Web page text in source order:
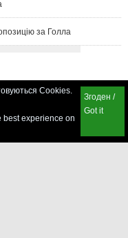
за Голла
Cookies.
best experience on
Згоден /
Got it